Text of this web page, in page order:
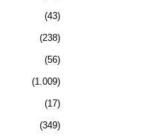
43
238
56
1.009
17
349